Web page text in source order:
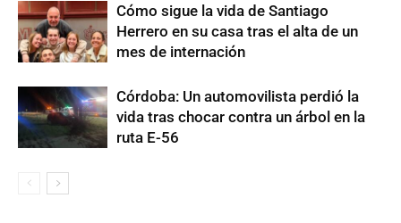
Cómo sigue la vida de Santiago
Herrero en su casa tras el alta de un
mes de internación
Córdoba: Un automovilista perdió la
vida tras chocar contra un árbol en la
ruta E-56